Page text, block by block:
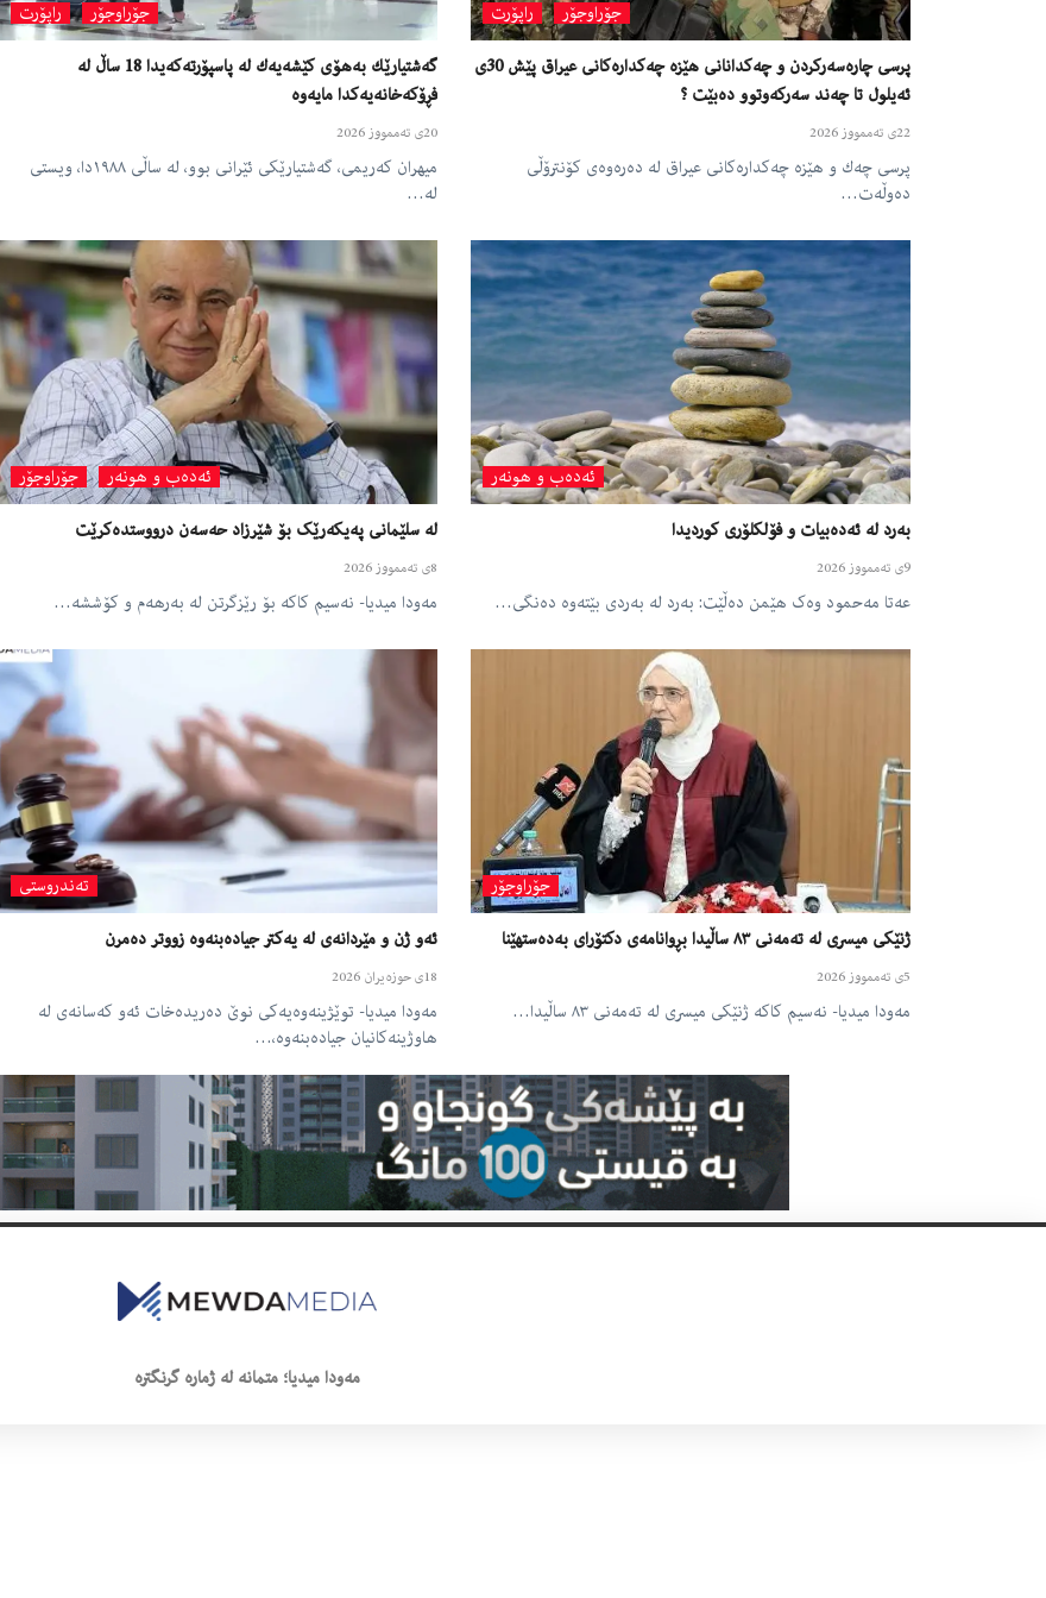
جۆراوجۆر راپۆرت
پرسی چارەسەركردن و چەكدانانی هێزە چەكدارەكانی عیراق پێش 30ی
ئەیلول تا چەند سەركەوتوو دەبێت ؟
22ی تەممووز 2026
پرسی چەك و هێزە چەكدارەكانی عیراق لە دەرەوەی كۆنترۆڵی
دەوڵەت…
جۆراوجۆر راپۆرت
گەشتیارێك بەهۆی كێشەیەك لە پاسپۆرتەكەيدا 18 ساڵ لە
فڕۆكەخانەیەكدا مایەوە
20ی تەممووز 2026
میهران كەریمی، گەشتیارێكی ئێرانی بوو، لە ساڵی ١٩٨٨دا، ویستی
لە…
ئەدەب و هونەر
بەرد لە ئەدەبیات و فۆلکلۆری کوردیدا
9ی تەممووز 2026
عەتا مەحمود وەک هێمن دەڵێت: بەرد لە بەردی بێتەوە دەنگی…
ئەدەب و هونەر جۆراوجۆر
لە سلێمانی پەیکەرێک بۆ شێرزاد حەسەن درووستدەکرێت
8ی تەممووز 2026
مەودا میدیا- نەسیم کاکە بۆ رێزگرتن لە بەرهەم و کۆششە…
جۆراوجۆر
ژنێکی میسری لە تەمەنی ٨٣ ساڵیدا بڕوانامەی دکتۆرای بەدەستهێنا
5ی تەممووز 2026
مەودا میدیا- نەسیم کاکە ژنێکی میسری لە تەمەنی ٨٣ ساڵیدا…
تەندروستی
ئەو ژن و مێردانەی لە یەکتر جیادەبنەوە زووتر دەمرن
18ی حوزه‌یران 2026
مەودا میدیا- توێژینەوەیەکی نوێ دەریدەخات ئەو کەسانەی لە
هاوژینەکانیان جیادەبنەوە،…
مەودا میدیا؛ متمانە لە ژمارە گرنگترە